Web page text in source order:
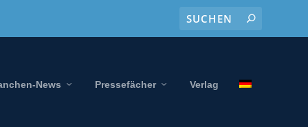
News Pressefächer Verlag